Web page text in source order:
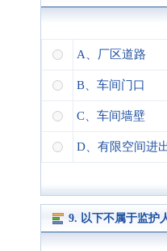
A、厂区道路
B、车间门口
C、车间墙壁
D、有限空间进
9. 以下不属于监护